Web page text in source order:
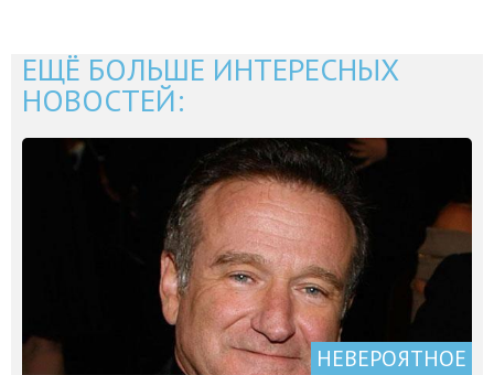
ЕЩЁ БОЛЬШЕ ИНТЕРЕСНЫХ
НОВОСТЕЙ:
НЕВЕРОЯТНОЕ